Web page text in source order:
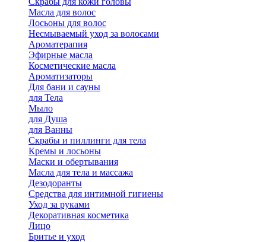
Масла для волос
Лосьоны для волос
Несмываемый уход за волосами
Ароматерапия
Эфирные масла
Косметические масла
Ароматизаторы
Для бани и сауны
для Тела
Мыло
для Душа
для Ванны
Скрабы и пиллинги для тела
Кремы и лосьоны
Маски и обертывания
Масла для тела и массажа
Дезодоранты
Средства для интимной гигиены
Уход за руками
Декоративная косметика
Лицо
Бритье и уход